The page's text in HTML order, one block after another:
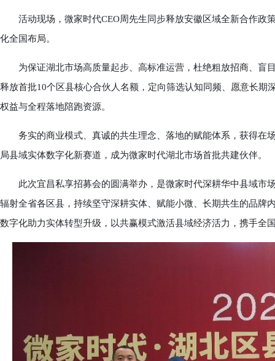
活动现场，微家时代CEO周先生同步释放安徽区域全新合作政
化全国布局。
为保证湖北市场高质量起步、高标准运营，杜绝粗放招商、盲
释放首批10个区县核心合伙人名额，定向筛选认知同频、愿意长
权益与全程落地陪跑资源。
务实的商业模式、真诚的共生理念、落地的赋能体系，获得在
局县域实体数字化新赛道，成为微家时代湖北市场首批共建伙伴。
此次宜昌私享招募会的圆满举办，是微家时代深耕华中县域市
辐射全省各区县，持续坚守深耕实体、赋能小微、长期共生的品牌
数字化助力实体转型升级，以共赢模式激活县域经济活力，携手全